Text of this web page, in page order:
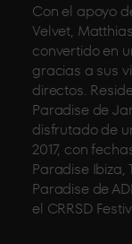
Con el apoyo
Velvet,
convertido en
gracias a sus
directos.
Paradise de
disfrutado de
2017, con
Paradise Ibiza,
Paradise de
el CRRSD